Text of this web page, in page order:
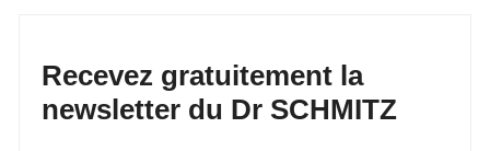
Recevez gratuitement la
newsletter du Dr SCHMITZ